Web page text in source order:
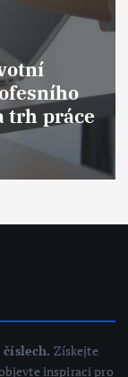
jako
a
Získejte
inspiraci pro